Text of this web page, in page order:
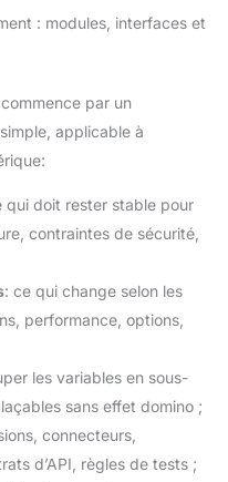
: modules, interfaces et
par un
applicable à
qui doit rester stable pour
contraintes de sécurité,
: ce qui change selon les
performance, options,
les variables en sous-
sans effet domino ;
connecteurs,
d’API, règles de tests ;